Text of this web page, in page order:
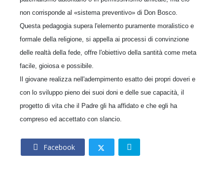
non corrisponde al «sistema preventivo» di Don Bosco.
Questa pedagogia supera l'elemento puramente moralistico e
formale della religione, si appella ai processi di convinzione
delle realtà della fede, offre l'obiettivo della santità come meta
facile, gioiosa e possibile.
Il giovane realizza nell'adempimento esatto dei propri doveri e
con lo sviluppo pieno dei suoi doni e delle sue capacità, il
progetto di vita che il Padre gli ha affidato e che egli ha
compreso ed accettato con slancio.
Facebook